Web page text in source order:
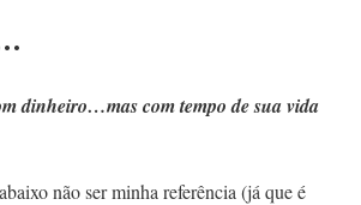
dinheiro…mas com tempo de sua vida
não ser minha referência (já que é